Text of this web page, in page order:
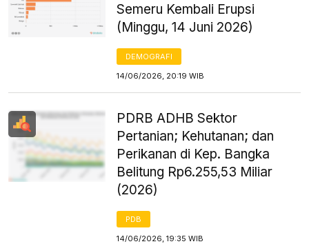
Semeru Kembali Erupsi
(Minggu, 14 Juni 2026)
DEMOGRAFI
14/06/2026, 20:19 WIB
PDRB ADHB Sektor
Pertanian; Kehutanan; dan
Perikanan di Kep. Bangka
Belitung Rp6.255,53 Miliar
(2026)
PDB
14/06/2026, 19:35 WIB